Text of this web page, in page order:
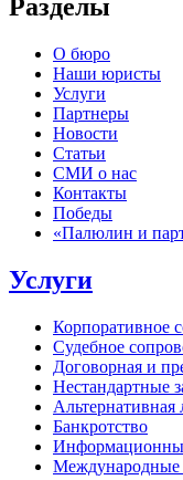
Разделы
О бюро
Наши юристы
Услуги
Партнеры
Новости
Статьи
СМИ о нас
Контакты
Победы
«Палюлин и
Услуги
Корпоративное
Судебное
Договорная и
Нестандартные
Банкротство
Международные